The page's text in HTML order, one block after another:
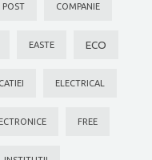
COMPANIE
EASTE ECO
ELECTRICAL
FREE